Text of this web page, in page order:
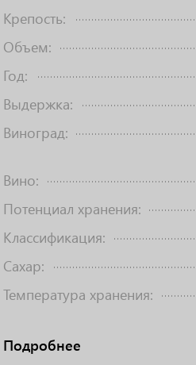
Крепость:
Объем:
Год:
Выдержка:
Виноград:
Вино:
Потенциал хранения:
Классификация:
Сахар:
Температура хранения:
Подробнее